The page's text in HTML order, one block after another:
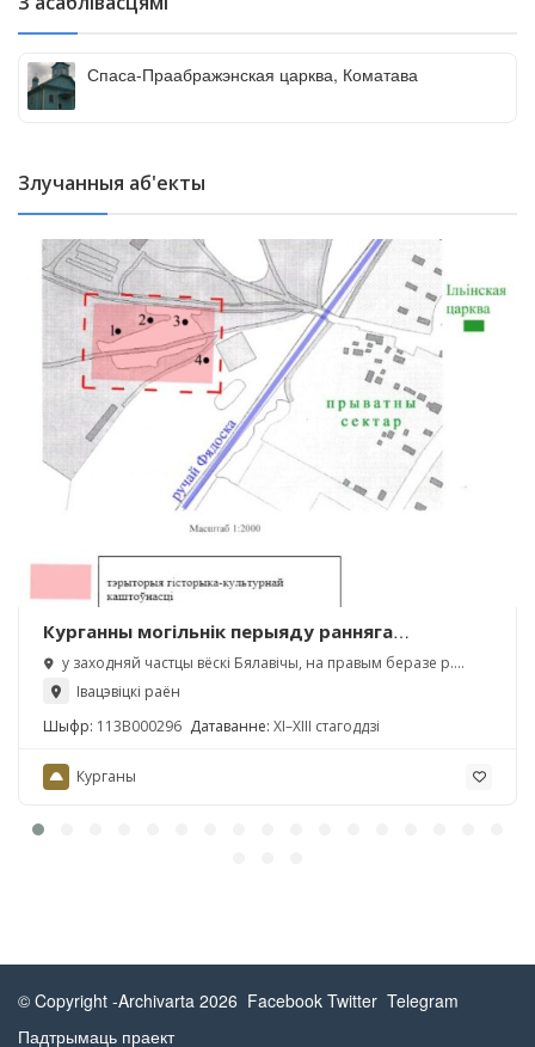
Спаса-Праабражэнская царква, Коматава
Злучанныя аб'екты
Курганны могільнік перыяду ранняга
сярэднявечча
у заходняй частцы вёскі Бялавічы, на правым беразе р.
Івацэвіцкі раён
Шыфр: 113В000296 Датаванне: XІ–XІІІ стагоддзі
Курганы
© Copyright -Archivarta 2026 Facebook Twitter Telegram
Падтрымаць праект